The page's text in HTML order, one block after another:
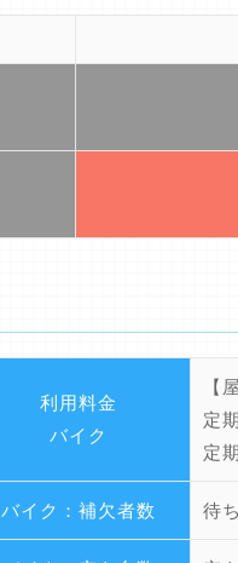
利用料金
バイク
【
定
定
バイク：補欠者数 待